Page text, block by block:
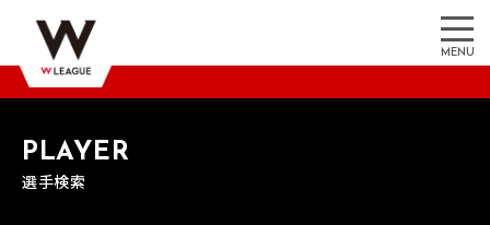
MENU
PLAYER
選手検索